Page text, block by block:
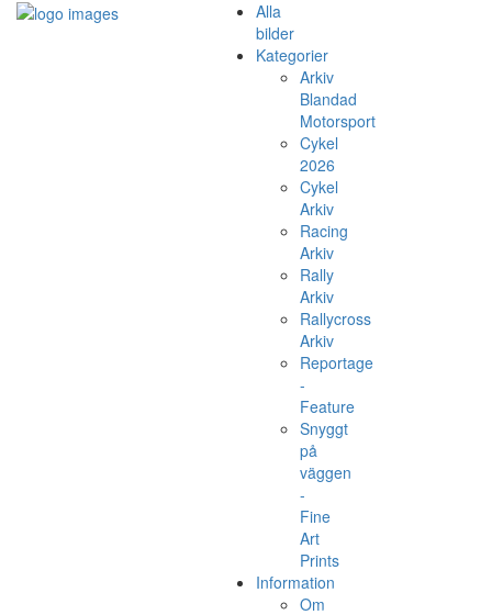
Alla
bilder
Kategorier
Arkiv
Blandad
Motorsport
Cykel
2026
Cykel
Arkiv
Racing
Arkiv
Rally
Arkiv
Rallycross
Arkiv
Reportage
-
Feature
Snyggt
på
väggen
-
Fine
Art
Prints
Information
Om